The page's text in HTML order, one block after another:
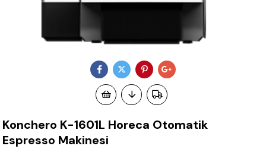
Konchero K-1601L Horeca Otomatik
Espresso Makinesi